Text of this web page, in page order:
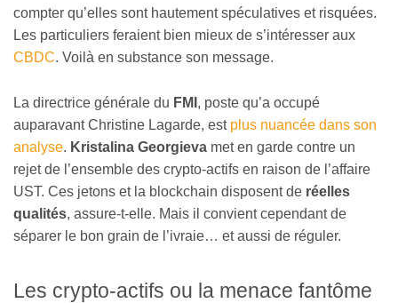
compter qu’elles sont hautement spéculatives et risquées.
Les particuliers feraient bien mieux de s’intéresser aux
CBDC. Voilà en substance son message.
La directrice générale du FMI , poste qu’a occupé
auparavant Christine Lagarde, est plus nuancée dans son
analyse. Kristalina Georgieva met en garde contre un
rejet de l’ensemble des crypto-actifs en raison de l’affaire
UST. Ces jetons et la blockchain disposent de réelles
qualités, assure-t-elle. Mais il convient cependant de
séparer le bon grain de l’ivraie… et aussi de réguler.
Les crypto-actifs ou la menace fantôme